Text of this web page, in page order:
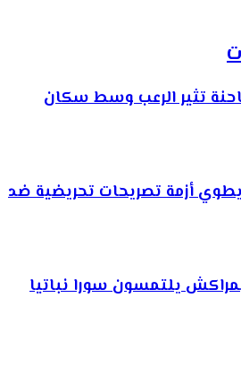
تثير الرعب وسط سكان
أزمة تصريحات تحريضية ضد
إقامة نفيس 3 بمراكش يلتمسون سورا نباتيا